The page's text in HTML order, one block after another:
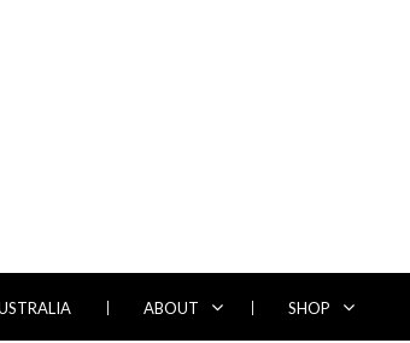
ABOUT SHOP